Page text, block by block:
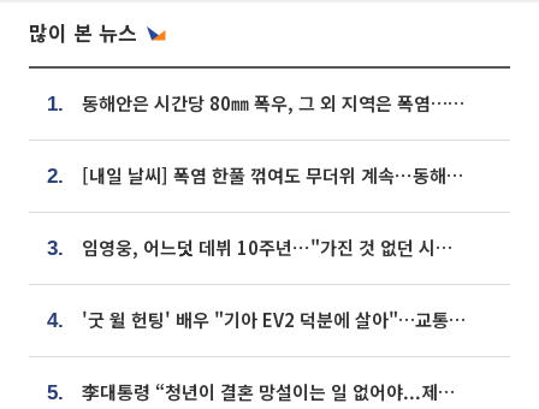
많이 본 뉴스
1. 동해안은 시간당 80㎜ 폭우, 그 외 지역은 폭염…‘극과 극 날씨’
2. [내일 날씨] 폭염 한풀 꺾여도 무더위 계속⋯동해안 이틀 연속 비
3. 임영웅, 어느덧 데뷔 10주년⋯"가진 것 없던 시절, 내 앞엔 20명의 팬뿐"
4. '굿 윌 헌팅' 배우 "기아 EV2 덕분에 살아"…교통사고 후 안전성 극찬
5. 李대통령 “청년이 결혼 망설이는 일 없어야...제도상 불이익 조사”